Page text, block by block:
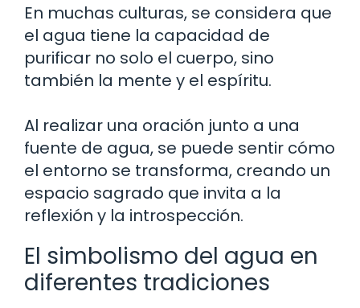
En muchas culturas, se considera que
el agua tiene la capacidad de
purificar no solo el cuerpo, sino
también la mente y el espíritu.
Al realizar una oración junto a una
fuente de agua, se puede sentir cómo
el entorno se transforma, creando un
espacio sagrado que invita a la
reflexión y la introspección.
El simbolismo del agua en
diferentes tradiciones